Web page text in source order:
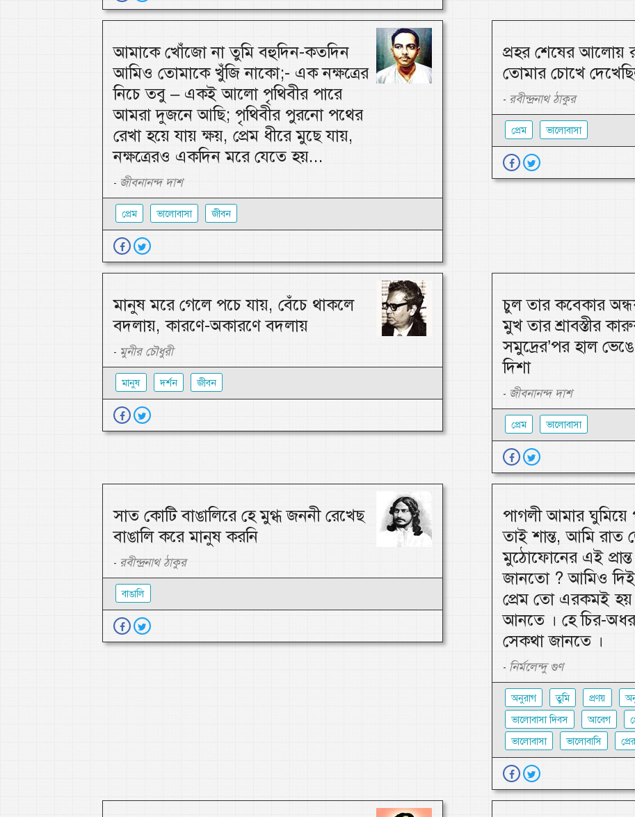
আমাকে খোঁজো না তুমি বহুদিন-কতদিন
আমিও তোমাকে খুঁজি নাকো;- এক নক্ষত্রের
নিচে তবু – একই আলো পৃথিবীর পারে
আমরা দুজনে আছি; পৃথিবীর পুরনো পথের
রেখা হয়ে যায় ক্ষয়, প্রেম ধীরে মুছে যায়,
নক্ষত্রেরও একদিন মরে যেতে হয়...
- জীবনানন্দ দাশ
প্রেম ভালোবাসা জীবন
প্রহর শেষের আলোয়
তোমার চোখে
- রবীন্দ্রনাথ ঠাকুর
প্রেম ভালোবাসা
মানুষ মরে গেলে পচে যায়, বেঁচে থাকলে
বদলায়, কারণে-অকারণে বদলায়
- মুনীর চৌধুরী
মানুষ দর্শন জীবন
চুল তার কবেকার
মুখ তার শ্রাবস্তীর
সমুদ্রের’পর হাল
দিশা
- জীবনানন্দ দাশ
প্রেম ভালোবাসা
সাত কোটি বাঙালিরে হে মুগ্ধ জননী রেখেছ
বাঙালি করে মানুষ করনি
- রবীন্দ্রনাথ ঠাকুর
বাঙালি
পাগলী আমার
তাই শান্ত, আমি রাত
মুঠোফোনের এই
জানতো ? আমিও
প্রেম তো এরকমই হয়
আনতে । হে চির-
সেকথা জানতে ।
- নির্মলেন্দু গুণ
অনুরাগ তুমি প্রণয়
ভালোবাসা দিবস
আবেগ
ভালোবাসা
ভালোবাসি